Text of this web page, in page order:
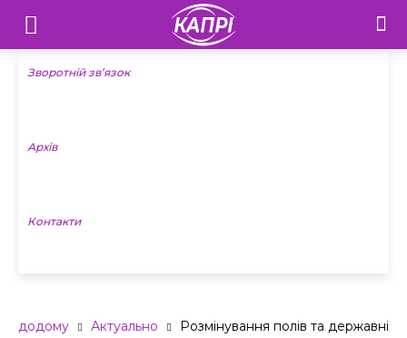
Телебачення
«Капрі»
Новини
Зворотній зв’язок
Архів
Контакти
додому Актуально
Розмінування полів та державні